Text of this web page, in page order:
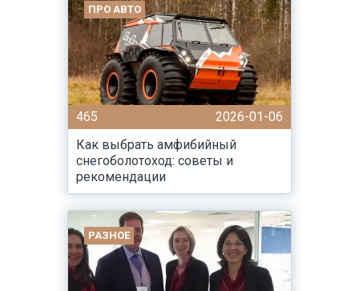
ПРО АВТО
465
2026-01-06
Как выбрать амфибийный
снегоболотоход: советы и
рекомендации
РАЗНОЕ